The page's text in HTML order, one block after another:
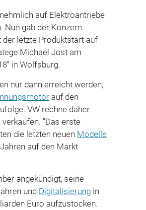
auf Elektroantriebe
Nun gab der Konzern
der letzte Produktstart auf
Michael Jost am
in Wolfsburg.
nur dann erreicht werden,
auf den
VW rechne daher
"Das erste
die letzten neuen Modelle
auf den Markt
angekündigt, seine
und Digitalisierung in
Euro aufzustocken.